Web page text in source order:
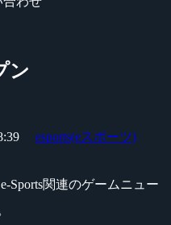
ン
esports(eスポーツ)
Sports関連のゲームニュー